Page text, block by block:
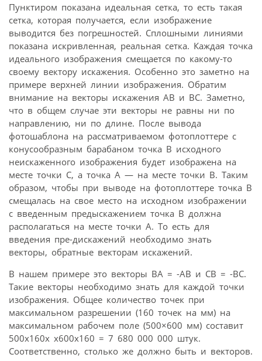
Пунктиром показана идеальная сетка, то есть такая
сетка, которая получается, если изображение
выводится без погрешностей. Сплошными линиями
показана искривленная, реальная сетка. Каждая точка
идеального изображения смещается по какому-то
своему вектору искажения. Особенно это заметно на
примере верхней линии изображения. Обратим
внимание на векторы искажения АВ и ВС. Заметно,
что в общем случае эти векторы не равны ни по
направлению, ни по длине. После вывода
фотошаблона на рассматриваемом фотоплоттере с
конусообразным барабаном точка В исходного
неискаженного изображения будет изображена на
месте точки С, а точка А — на месте точки В. Таким
образом, чтобы при выводе на фотоплоттере точка В
смещалась на свое место на исходном изображении
с введенным предыскажением точка В должна
располагаться на месте точки А. То есть для
введения пре-дискажений необходимо знать
векторы, обратные векторам искажений.
В нашем примере это векторы ВА = -АВ и СВ = -ВС.
Такие векторы необходимо знать для каждой точки
изображения. Общее количество точек при
максимальном разрешении (160 точек на мм) на
максимальном рабочем поле (500×600 мм) составит
500х160х х600х160 = 7 680 000 000 штук.
Соответственно, столько же должно быть и векторов.